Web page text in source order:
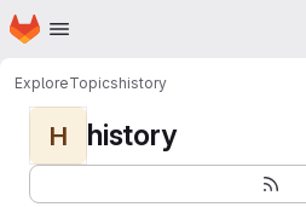
Skip to main content
Homepage
ExploreTopicshistory
H history